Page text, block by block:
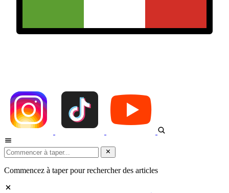
Commencez à taper pour rechercher des articles